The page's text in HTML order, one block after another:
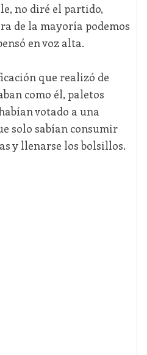
no diré el partido,
de la mayoría podemos
en voz alta.
que realizó de
como él, paletos
votado a una
solo sabían consumir
y llenarse los bolsillos.